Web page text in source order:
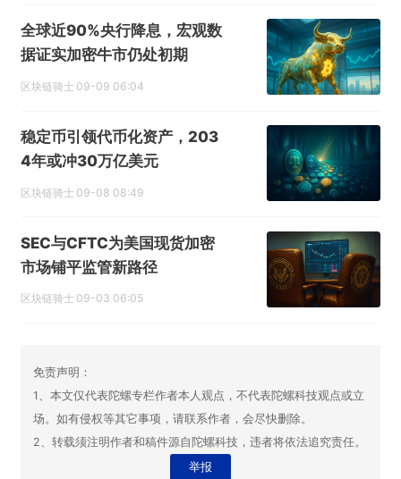
全球近90%央行降息，宏观数
据证实加密牛市仍处初期
区块链骑士 09-09 06:04
稳定币引领代币化资产，203
4年或冲30万亿美元
区块链骑士 09-08 08:49
SEC与CFTC为美国现货加密
市场铺平监管新路径
区块链骑士 09-03 06:05
免责声明：
1、本文仅代表陀螺专栏作者本人观点，不代表陀螺科技观点或立
场。如有侵权等其它事项，请联系作者，会尽快删除。
2、转载须注明作者和稿件源自陀螺科技，违者将依法追究责任。
举报